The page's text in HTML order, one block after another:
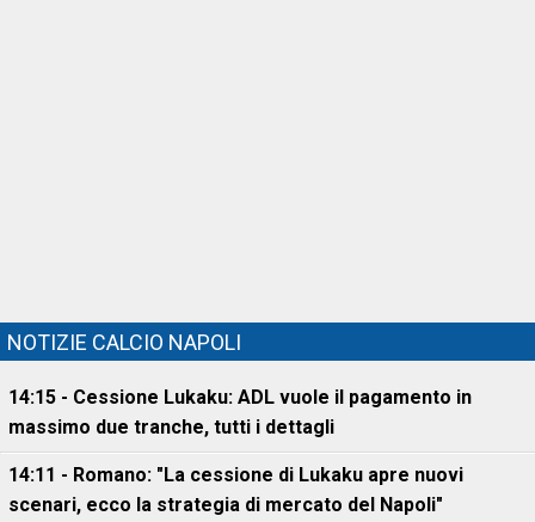
NOTIZIE CALCIO NAPOLI
14:15 - Cessione Lukaku: ADL vuole il pagamento in
massimo due tranche, tutti i dettagli
14:11 - Romano: "La cessione di Lukaku apre nuovi
scenari, ecco la strategia di mercato del Napoli"